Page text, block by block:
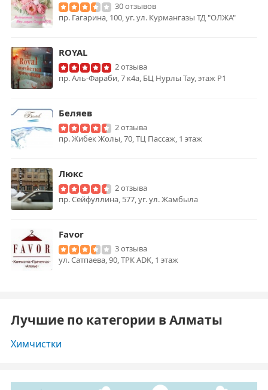
30 отзывов
пр. Гагарина, 100, уг. ул. Курмангазы ТД "ОЛЖА"
ROYAL
2 отзыва
пр. Аль-Фараби, 7 к4а, БЦ Нурлы Тау, этаж P1
Беляев
2 отзыва
пр. Жибек Жолы, 70, ТЦ Пассаж, 1 этаж
Люкс
2 отзыва
пр. Сейфуллина, 577, уг. ул. Жамбыла
Favor
3 отзыва
ул. Сатпаева, 90, ТРК ADK, 1 этаж
Лучшие по категории в Алматы
Химчистки